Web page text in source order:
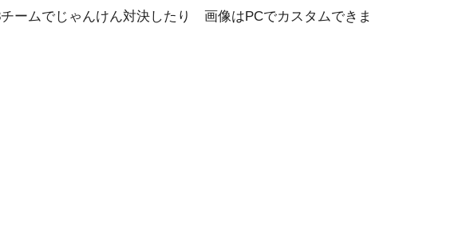
ームでじゃんけん対決したり 画像はPCでカスタムできま